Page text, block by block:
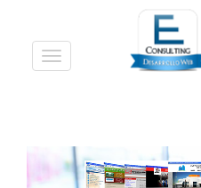
Desplegar
navegación